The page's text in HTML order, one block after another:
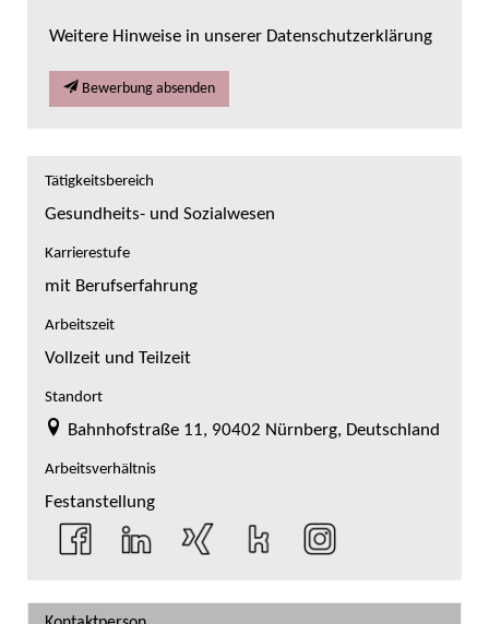
Weitere Hinweise in unserer Datenschutzerklärung
Bewerbung absenden
Tätigkeitsbereich
Gesundheits- und Sozialwesen
Karrierestufe
mit Berufserfahrung
Arbeitszeit
Vollzeit und Teilzeit
Standort
Bahnhofstraße 11, 90402 Nürnberg, Deutschland
Arbeitsverhältnis
Festanstellung